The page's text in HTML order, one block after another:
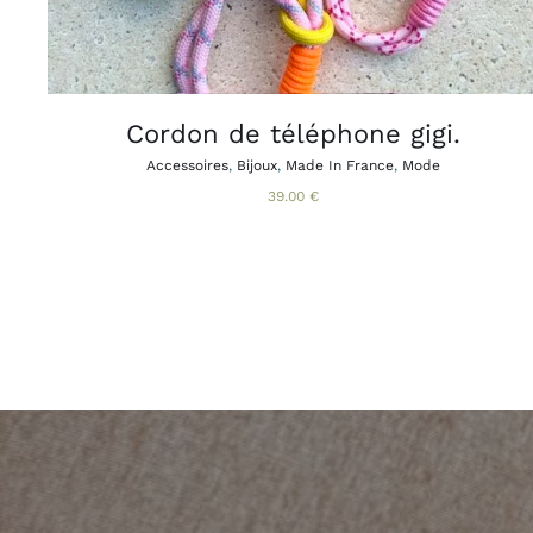
PEUVENT
ÊTRE
CHOISIES
SUR
LA
PAGE
DU
PRODUIT
Cordon de téléphone gigi.
Accessoires, Bijoux, Made In France, Mode
39.00 €